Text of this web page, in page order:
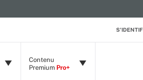
Contenu
Premium Pro+